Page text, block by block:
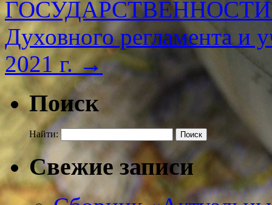
ГОСУДАРСТВЕННОСТИ.
Духовного регламента и
2021 г.→
Поиск
Найти:
Свежие записи